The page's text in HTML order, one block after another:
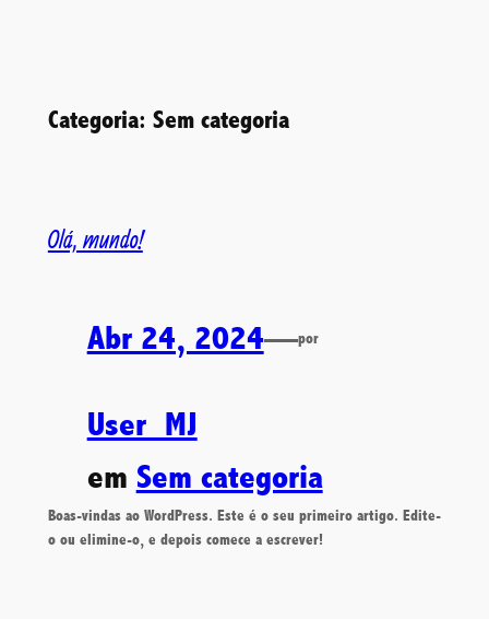
Categoria: Sem categoria
Olá, mundo!
Abr 24, 2024—por
User_MJ
em Sem categoria
Boas-vindas ao WordPress. Este é o seu primeiro artigo. Edite-
o ou elimine-o, e depois comece a escrever!